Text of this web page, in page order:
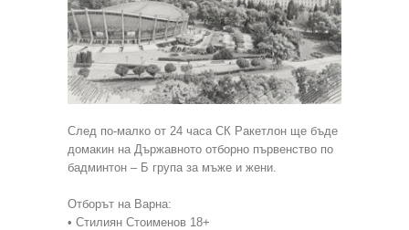
След по-малко от 24 часа СК Ракетлон ще бъде
домакин на Държавното отборно първенство по
бадминтон – Б група за мъже и жени.
Отборът на Варна:
• Стилиян Стоименов 18+